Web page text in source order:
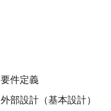
要件定義
外部設計（基本設計）